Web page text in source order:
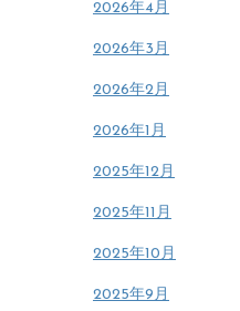
2026年4月
2026年3月
2026年2月
2026年1月
2025年12月
2025年11月
2025年10月
2025年9月